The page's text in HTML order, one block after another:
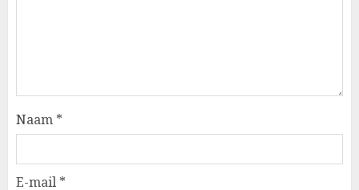
Naam *
E-mail *